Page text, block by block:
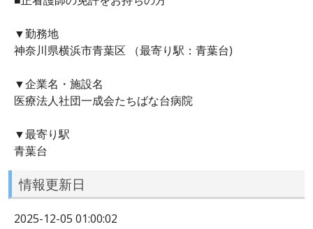
▼勤務地
神奈川県横浜市青葉区 （最寄り駅：青葉台)
▼企業名・施設名
医療法人社団一成会たちばな台病院
▼最寄り駅
青葉台
情報更新日
2025-12-05 01:00:02